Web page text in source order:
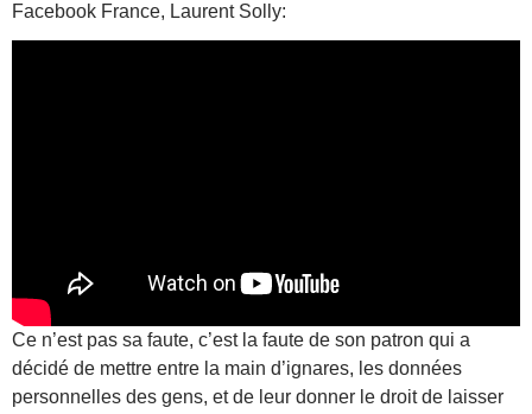
Facebook France, Laurent Solly:
Ce n’est pas sa faute, c’est la faute de son patron qui a
décidé de mettre entre la main d’ignares, les données
personnelles des gens, et de leur donner le droit de laisser